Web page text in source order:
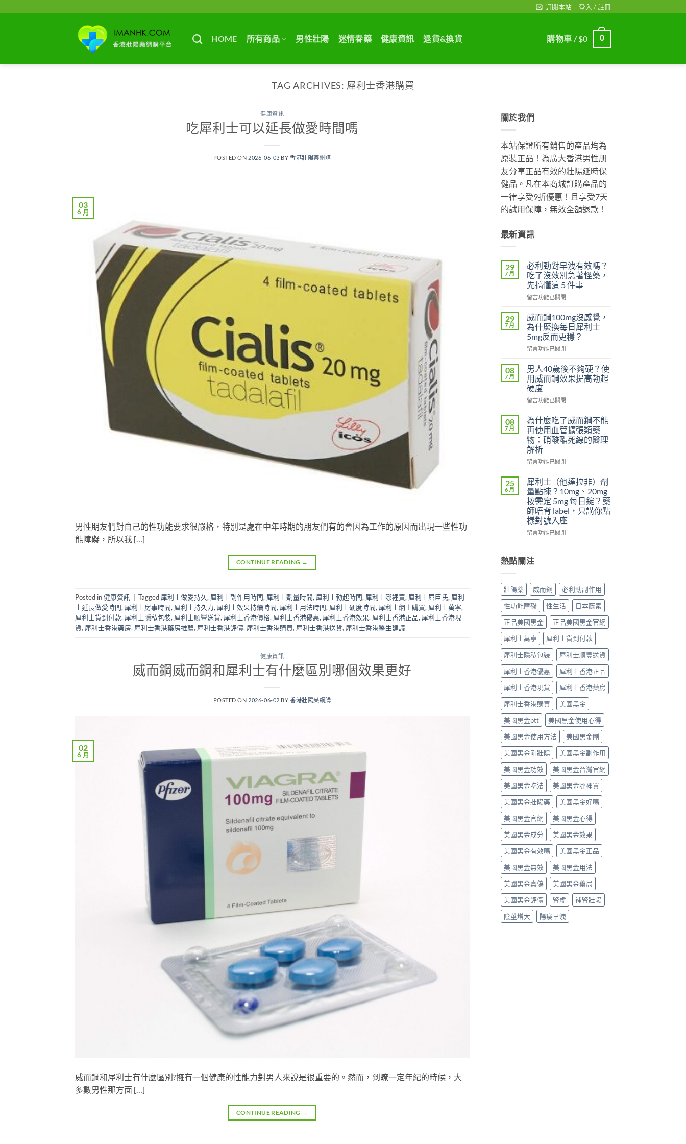
訂閱本站 登入 / 註冊
HOME 所有商品 男性壯陽 迷情春藥 健康資訊 退貨&換貨 購物車 /$0 0
TAG ARCHIVES: 犀利士香港購買
健康資訊
吃犀利士可以延長做愛時間嗎
POSTED ON 2026-06-03 BY香港壯陽藥網購
03
6 月
男性朋友們對自己的性功能要求很嚴格，特別是處在中年時期的朋友們有的會因為工作的原因而出現一些性功
能障礙，所以我 […]
CONTINUE READING →
Posted in健康資訊 Tagged 犀利士做愛持久, 犀利士副作用時間, 犀利士劑量時間, 犀利士勃起時間, 犀利士哪裡買, 犀利士屈臣氏, 犀利
士延長做愛時間, 犀利士房事時間, 犀利士持久力, 犀利士效果持續時間, 犀利士用法時間, 犀利士硬度時間, 犀利士網上購買, 犀利士萬寧,
犀利士貨到付款, 犀利士隱私包裝, 犀利士順豐送貨, 犀利士香港價格, 犀利士香港優惠, 犀利士香港效果, 犀利士香港正品, 犀利士香港現
貨, 犀利士香港藥房, 犀利士香港藥房推薦, 犀利士香港評價, 犀利士香港購買, 犀利士香港送貨, 犀利士香港醫生建議
健康資訊
威而鋼威而鋼和犀利士有什麼區別哪個效果更好
POSTED ON 2026-06-02 BY香港壯陽藥網購
02
6 月
威而鋼和犀利士有什麼區別?擁有一個健康的性能力對男人來說是很重要的。然而，到瞭一定年紀的時候，大
多數男性那方面 […]
CONTINUE READING →
關於我們
本站保證所有銷售的產品均為
原裝正品！為廣大香港男性朋
友分享正品有效的壯陽延時保
健品。凡在本商城訂購產品的
一律享受9折優惠！且享受7天
的試用保障，無效全額退款！
最新資訊
29
7 月
必利勁對早洩有效嗎？
吃了沒效別急著怪藥，
先搞懂這 5 件事
在
利
勁
對
早
洩
效
嗎？
吃
了
沒
別
急
著
怪
藥，
先
懂
這
5
件
事〉
中
留言功能已關閉
29
7 月
威而鋼100mg沒感覺，
為什麼換每日犀利士
5mg反而更穩？
在
而
鋼
100mg
沒
感
為
什
麼
換
每
日
利
士
5mg
反
而
更
穩？〉
留言功能已關閉
08
7 月
男人40歲後不夠硬？使
用威而鋼效果提高勃起
硬度
在
人
40
歲
後
不
夠
使
用
威
而
鋼
效
果
勃
起
度〉
留言功能已關閉
08
7 月
為什麼吃了威而鋼不能
再使用血管擴張類藥
物：硝酸酯死線的醫理
解析
在
什
麼
吃
了
威
而
鋼
再
使
血
擴
張
類
藥
物：
硝
酸
酯
死
線
的
醫
理
解
析〉
中
留言功能已關閉
25
6 月
犀利士（他達拉非）劑
量點揀？10mg、20mg
按需定 5mg 每日錠？藥
師唔背 label，只講你點
樣對號入座
在
士
（他
拉
非）
劑
量
點
揀？
10mg、
20mg
按
需
定
5mg
每
日
錠？
藥
師
唔
背
label，
只
講
你
點
樣
對
號
入
座〉
中
留言功能已關閉
熱點關注
壯陽藥 威而鋼
必利勁副作用
性功能障礙
性生活
日本藤素
正品美國黑金
正品美國黑金官網
犀利士萬寧
犀利士貨到付款
犀利士隱私包裝
犀利士順豐送貨
犀利士香港優惠
犀利士香港正品
犀利士香港現貨
犀利士香港藥房
犀利士香港購買
美國黑金
美國黑金ptt
美國黑金使用心得
美國黑金使用方法
美國黑金剛
美國黑金剛壯陽
美國黑金副作用
美國黑金功效
美國黑金台灣官網
美國黑金吃法
美國黑金哪裡買
美國黑金壯陽藥
美國黑金好嗎
美國黑金官網
美國黑金心得
美國黑金成分
美國黑金效果
美國黑金有效嗎
美國黑金正品
美國黑金無效
美國黑金用法
美國黑金真偽
美國黑金藥局
美國黑金評價
腎虛
補腎壯陽
陰莖增大
陽痿早洩